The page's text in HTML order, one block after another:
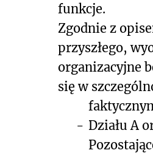
funkcje.
Zgodnie z
przyszłego,
organizacyjne
się w
- Działu A